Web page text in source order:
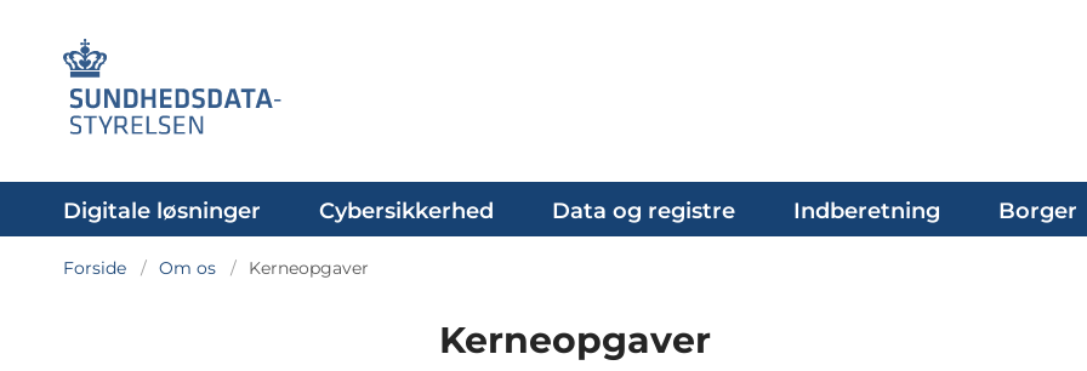
Digitale løsninger Cybersikkerhed Data og registre Indberetning Borger
Forside Om os Kerneopgaver
Kerneopgaver